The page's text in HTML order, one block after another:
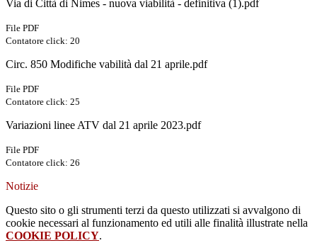
Via di Città di Nimes - nuova viabilità - definitiva (1).pdf
File PDF
Contatore click: 20
Circ. 850 Modifiche vabilità dal 21 aprile.pdf
File PDF
Contatore click: 25
Variazioni linee ATV dal 21 aprile 2023.pdf
File PDF
Contatore click: 26
Notizie
Questo sito o gli strumenti terzi da questo utilizzati si avvalgono di
cookie necessari al funzionamento ed utili alle finalità illustrate nella
COOKIE POLICY.